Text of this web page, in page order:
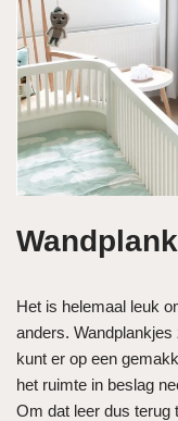
Het is helemaal leuk
anders.
kunt er op een
het ruimte in beslag
Om dat leer dus terug